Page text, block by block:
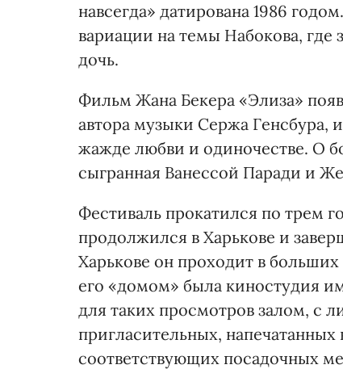
навсегда» датирована 1986
вариации на темы Набокова,
дочь.
Фильм Жана Бекера «Элиза»
автора музыки Сержа Генсбура,
жажде любви и одиночестве. О
сыгранная Ванессой Паради и
Фестиваль прокатился по трем
продолжился в Харькове и
Харькове он проходит в
его «домом» была киностудия
для таких просмотров залом, с
пригласительных,
соответствующих посадочных